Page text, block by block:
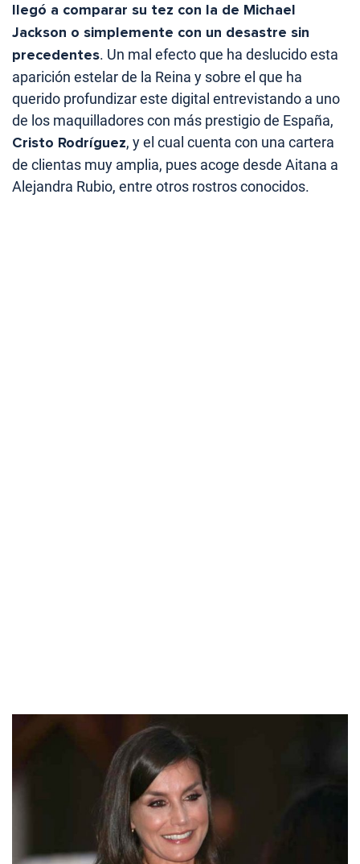
llegó a comparar su tez con la de Michael
Jackson o simplemente con un desastre sin
precedentes. Un mal efecto que ha deslucido esta
aparición estelar de la Reina y sobre el que ha
querido profundizar este digital entrevistando a uno
de los maquilladores con más prestigio de España,
Cristo Rodríguez, y el cual cuenta con una cartera
de clientas muy amplia, pues acoge desde Aitana a
Alejandra Rubio, entre otros rostros conocidos.